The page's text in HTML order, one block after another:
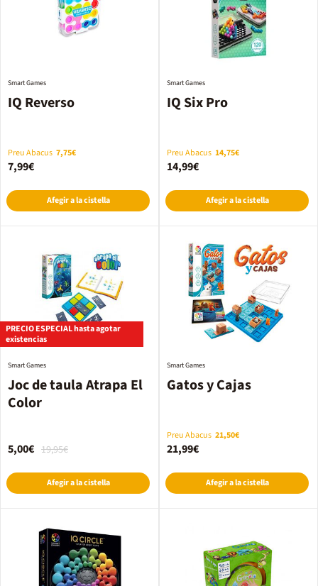
IQ Reverso
Smart Games
Preu Abacus 7,75€
7,99€
Afegir a la cistella
IQ Six Pro
Smart Games
Preu Abacus 14,75€
14,99€
Afegir a la cistella
PRECIO ESPECIAL hasta agotar
existencias
Joc de taula Atrapa El
Color
Smart Games
19,95€
5,00€
Afegir a la cistella
Gatos y Cajas
Smart Games
Preu Abacus 21,50€
21,99€
Afegir a la cistella